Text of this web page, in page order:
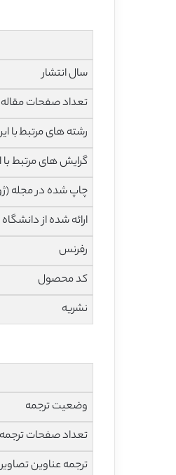
سال انتشار
تعداد صفحات
رشته های مرتبط با
گرایش های مرتبط با
چاپ شده در مجله
ارائه شده از دانشگاه
رفرنس
کد محصول
نشریه
وضعیت ترجمه
تعداد صفحات ترجمه
ترجمه عناوین